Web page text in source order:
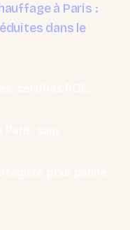
à Paris :
dans le